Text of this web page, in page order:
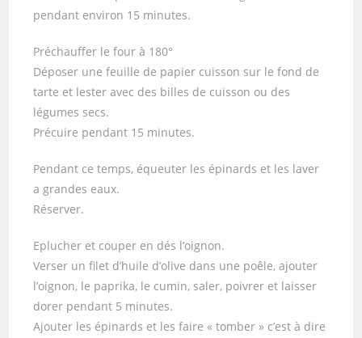
pendant environ 15 minutes.
Préchauffer le four à 180°
Déposer une feuille de papier cuisson sur le fond de
tarte et lester avec des billes de cuisson ou des
légumes secs.
Précuire pendant 15 minutes.
Pendant ce temps, équeuter les épinards et les laver
a grandes eaux.
Réserver.
Eplucher et couper en dés l’oignon.
Verser un filet d’huile d’olive dans une poêle, ajouter
l’oignon, le paprika, le cumin, saler, poivrer et laisser
dorer pendant 5 minutes.
Ajouter les épinards et les faire « tomber » c’est à dire